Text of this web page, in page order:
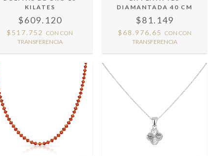
KILATES
$609.120
$517.752 CON CON
TRANSFERENCIA
DIAMANTADA 40 CM
$81.149
$68.976,65 CON CON
TRANSFERENCIA